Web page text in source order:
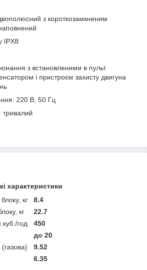
з короткозамкненим
IPХ8
з встановленими в пульт
і пристроєм захисту двигуна
220 В, 50 Гц
характеристики
кг
8.4
кг
22.7
год
450
до 20
9.52
6.35